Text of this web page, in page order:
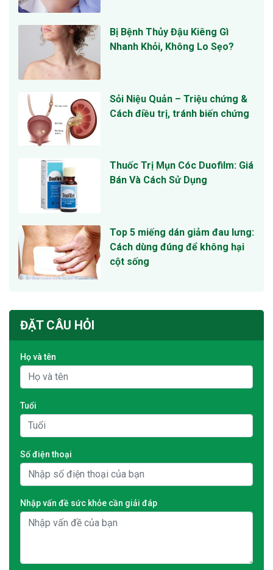
Bị Bệnh Thủy Đậu Kiêng Gì
Nhanh Khỏi, Không Lo Sẹo?
Sỏi Niệu Quản – Triệu chứng &
Cách điều trị, tránh biến chứng
Thuốc Trị Mụn Cóc Duofilm: Giá
Bán Và Cách Sử Dụng
Top 5 miếng dán giảm đau lưng:
Cách dùng đúng để không hại
cột sống
ĐẶT CÂU HỎI
Họ và tên
Tuổi
Số điện thoại
Nhập vấn đề sức khỏe cần giải đáp